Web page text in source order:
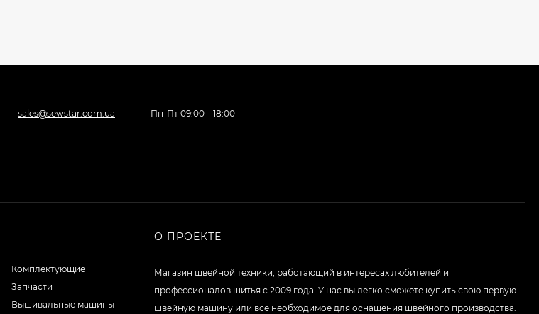
sales@sewstar.com.ua Пн-Пт 09:00—18:00
Комплектующие
Запчасти
Вышивальные машины
О ПРОЕКТЕ
Магазин швейной техники, работающий в интересах любителей и
профессионалов шитья с 2009 года. У нас вы легко сможете купить свою первую
швейную машину или все необходимое для оснащения швейного производства.